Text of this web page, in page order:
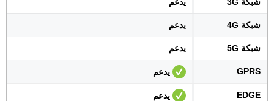
شبكة 4G يدعم
شبكة 5G يدعم
GPRS يدعم
EDGE يدعم